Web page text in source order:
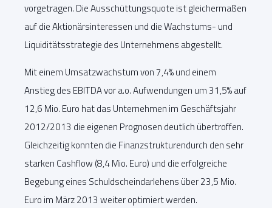
vorgetragen. Die Ausschüttungsquote ist gleichermaßen
auf die Aktionärsinteressen und die Wachstums- und
Liquiditätsstrategie des Unternehmens abgestellt.
Mit einem Umsatzwachstum von 7,4% und einem
Anstieg des EBITDA vor a.o. Aufwendungen um 31,5% auf
12,6 Mio. Euro hat das Unternehmen im Geschäftsjahr
2012/2013 die eigenen Prognosen deutlich übertroffen.
Gleichzeitig konnten die Finanzstrukturendurch den sehr
starken Cashflow (8,4 Mio. Euro) und die erfolgreiche
Begebung eines Schuldscheindarlehens über 23,5 Mio.
Euro im März 2013 weiter optimiert werden.